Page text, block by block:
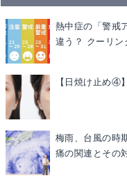
熱中症の「警戒
違う？ クーリン
【日焼け止め④
梅雨、台風の時
痛の関連とその